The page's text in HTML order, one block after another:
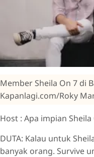
Member Sheila On 7 di
Kapanlagi.com/Roky
Host : Apa impian Sheila
DUTA: Kalau untuk
banyak orang. Survive